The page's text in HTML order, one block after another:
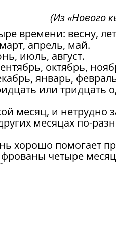
(Из «Нового
времени: весну,
апрель, май.
июль, август.
октябрь,
январь,
или тридцать
месяц, и
месяцах по-
хорошо помогает
четыре